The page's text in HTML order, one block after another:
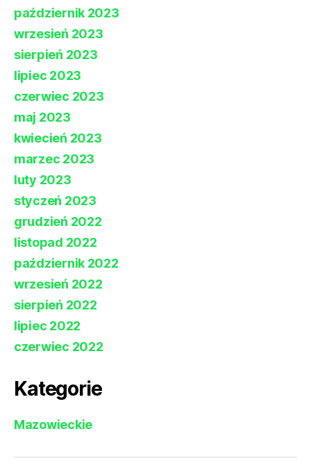
październik 2023
wrzesień 2023
sierpień 2023
lipiec 2023
czerwiec 2023
maj 2023
kwiecień 2023
marzec 2023
luty 2023
styczeń 2023
grudzień 2022
listopad 2022
październik 2022
wrzesień 2022
sierpień 2022
lipiec 2022
czerwiec 2022
Kategorie
Mazowieckie